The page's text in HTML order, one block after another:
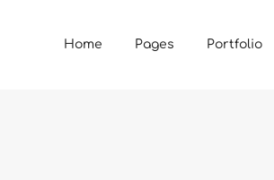
Home Pages Portfolio